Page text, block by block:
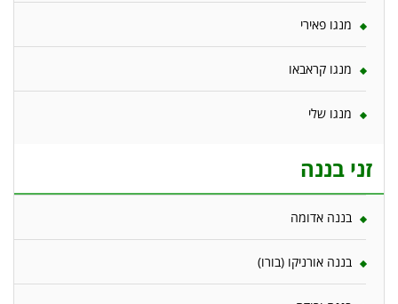
מנגו פאירי
מנגו קראבאו
מנגו שלי
זני בננה
בננה אדומה
בננה אורניקו (בורו)